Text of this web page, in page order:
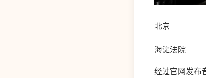
北京
海淀法院
经过官网发布